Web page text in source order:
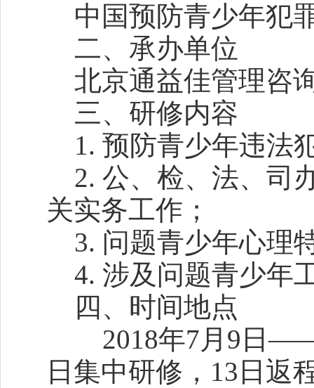
中国预防青少年犯
二、承办单位
北京通益佳管理咨
三、研修内容
1. 预防青少年违法
2. 公、检、法、司
关实务工作；
3. 问题青少年心理
4. 涉及问题青少年
四、时间地点
2018年7月9日
日集中研修，13日返